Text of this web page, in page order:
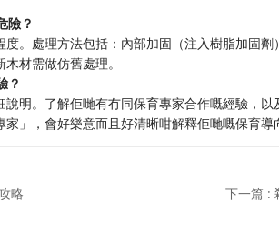
險？
。處理方法包括：內部加固（注入樹脂加固
材需做仿舊處理。
？
明。了解佢哋有冇同保育專家合作嘅經驗，
」，會好樂意而且好清晰咁解釋佢哋嘅保育導
略 下一篇 :